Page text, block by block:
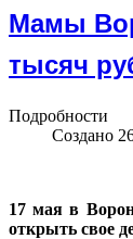
Мамы
тысяч
Подробности
Создано
17 мая в
открыть свое